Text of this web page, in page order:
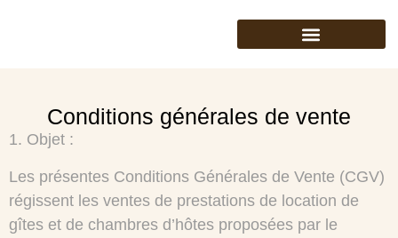
Conditions générales de vente
1.⁠ ⁠Objet :
Les présentes Conditions Générales de Vente (CGV)
régissent les ventes de prestations de location de
gîtes et de chambres d’hôtes proposées par le